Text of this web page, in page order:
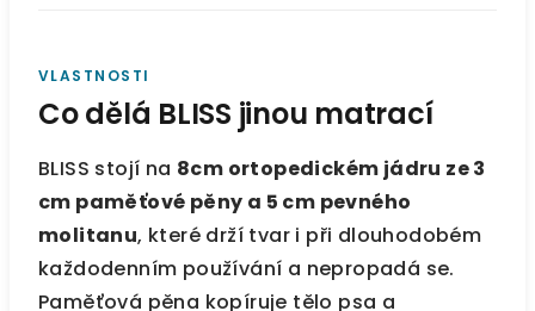
VLASTNOSTI
Co dělá BLISS jinou matrací
BLISS stojí na 8cm ortopedickém jádru ze 3
cm paměťové pěny a 5 cm pevného
molitanu, které drží tvar i při dlouhodobém
každodenním používání a nepropadá se.
Paměťová pěna kopíruje tělo psa a